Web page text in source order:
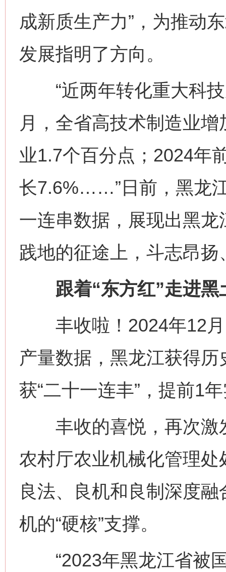
成新质生产力”，为推动
发展指明了方向。
“近两年转化重大科技
月，全省高技术制造业
业1.7个百分点；2024年
长7.6%……”日前，黑龙
一连串数据，展现出黑
践地的征途上，斗志昂扬
跟着“东方红”走进黑
丰收啦！2024年12月
产量数据，黑龙江获得
获“二十一连丰”，提前1
丰收的喜悦，再次激
农村厅农业机械化管理
良法、良机和良制深度
机的“硬核”支撑。
“2023年黑龙江省被国